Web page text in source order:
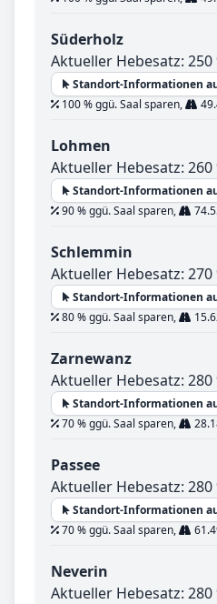
Süderholz
Aktueller Hebesatz: 250
Standort-Informationen
100 % ggü. Saal sparen,
Lohmen
Aktueller Hebesatz: 260
Standort-Informationen
90 % ggü. Saal sparen,
Schlemmin
Aktueller Hebesatz: 270
Standort-Informationen
80 % ggü. Saal sparen,
Zarnewanz
Aktueller Hebesatz: 280
Standort-Informationen
70 % ggü. Saal sparen,
Passee
Aktueller Hebesatz: 280
Standort-Informationen
70 % ggü. Saal sparen,
Neverin
Aktueller Hebesatz: 280